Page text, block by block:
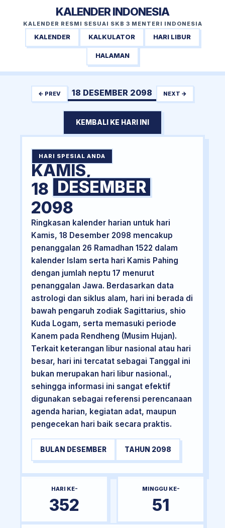
KALENDER INDONESIA
KALENDER RESMI SESUAI SKB 3 MENTERI INDONESIA
KALENDER KALKULATOR HARI LIBUR
HALAMAN
← PREV 18 DESEMBER 2098 NEXT →
KEMBALI KE HARI INI
HARI SPESIAL ANDA
KAMIS,
18 DESEMBER
2098
Ringkasan kalender harian untuk hari
Kamis, 18 Desember 2098 mencakup
penanggalan 26 Ramadhan 1522 dalam
kalender Islam serta hari Kamis Pahing
dengan jumlah neptu 17 menurut
penanggalan Jawa. Berdasarkan data
astrologi dan siklus alam, hari ini berada di
bawah pengaruh zodiak Sagittarius, shio
Kuda Logam, serta memasuki periode
Kanem pada Rendheng (Musim Hujan).
Terkait keterangan libur nasional atau hari
besar, hari ini tercatat sebagai Tanggal ini
bukan merupakan hari libur nasional.,
sehingga informasi ini sangat efektif
digunakan sebagai referensi perencanaan
agenda harian, kegiatan adat, maupun
pengecekan hari baik secara praktis.
BULAN DESEMBER TAHUN 2098
HARI KE-
352
MINGGU KE-
51